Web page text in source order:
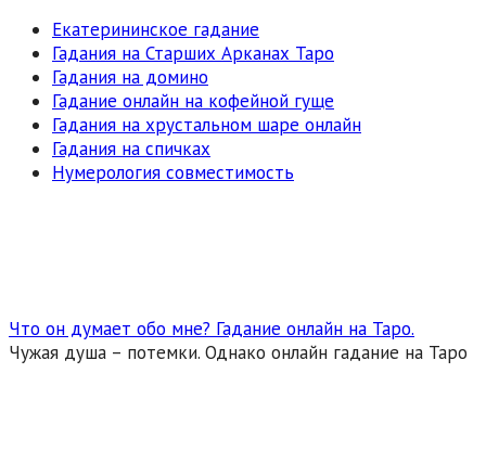
Екатерининское гадание
Гадания на Старших Арканах Таро
Гадания на домино
Гадание онлайн на кофейной гуще
Гадания на хрустальном шаре онлайн
Гадания на спичках
Нумерология совместимость
Что он думает обо мне? Гадание онлайн на Таро.
Чужая душа – потемки. Однако онлайн гадание на Таро